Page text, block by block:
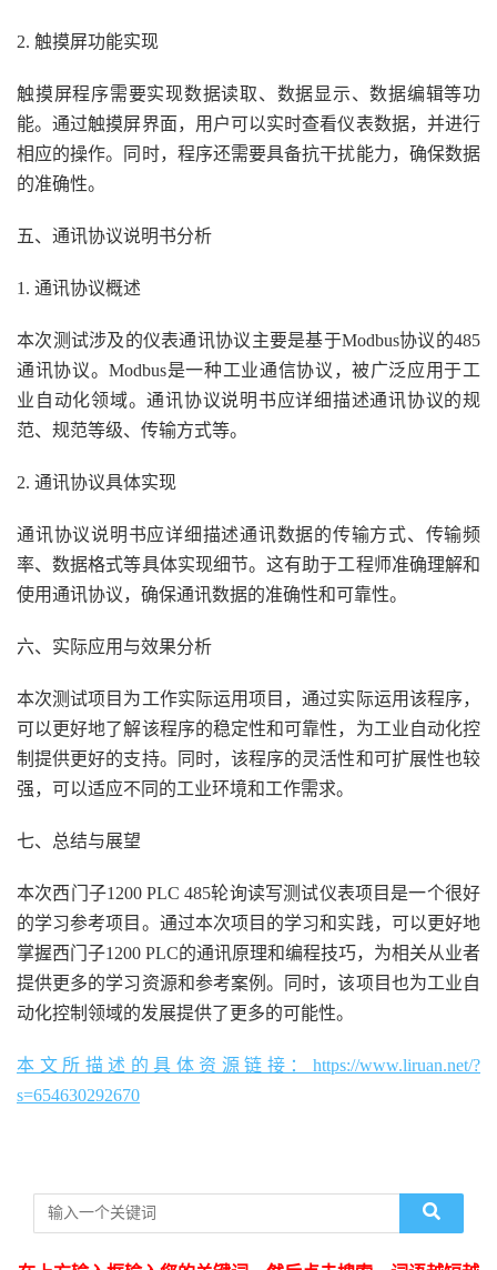
2. 触摸屏功能实现
触摸屏程序需要实现数据读取、数据显示、数据编辑等功
能。通过触摸屏界面，用户可以实时查看仪表数据，并进行
相应的操作。同时，程序还需要具备抗干扰能力，确保数据
的准确性。
五、通讯协议说明书分析
1. 通讯协议概述
本次测试涉及的仪表通讯协议主要是基于Modbus协议的485
通讯协议。Modbus是一种工业通信协议，被广泛应用于工
业自动化领域。通讯协议说明书应详细描述通讯协议的规
范、规范等级、传输方式等。
2. 通讯协议具体实现
通讯协议说明书应详细描述通讯数据的传输方式、传输频
率、数据格式等具体实现细节。这有助于工程师准确理解和
使用通讯协议，确保通讯数据的准确性和可靠性。
六、实际应用与效果分析
本次测试项目为工作实际运用项目，通过实际运用该程序，
可以更好地了解该程序的稳定性和可靠性，为工业自动化控
制提供更好的支持。同时，该程序的灵活性和可扩展性也较
强，可以适应不同的工业环境和工作需求。
七、总结与展望
本次西门子1200 PLC 485轮询读写测试仪表项目是一个很好
的学习参考项目。通过本次项目的学习和实践，可以更好地
掌握西门子1200 PLC的通讯原理和编程技巧，为相关从业者
提供更多的学习资源和参考案例。同时，该项目也为工业自
动化控制领域的发展提供了更多的可能性。
本文所描述的具体资源链接：https://www.liruan.net/?
s=654630292670